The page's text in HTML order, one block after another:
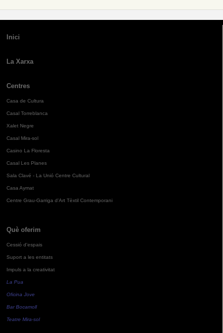
Inici
La Xarxa
Centres
Casa de Cultura
Casal Torreblanca
Xalet Negre
Casal Mira-sol
Casino La Floresta
Casal Les Planes
Sala Clavé - La Unió Centre Cultural
Casa Aymat
Centre Grau-Garriga d'Art Tèxtil Contemporani
Què oferim
Cessió d'espais
Suport a les entitats
Impuls a la creativitat
La Pua
Oficina Jove
Bar Bocamoll
Teatre Mira-sol